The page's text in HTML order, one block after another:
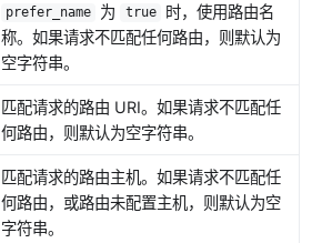
prefer_name 为 true
时，使用路由名
称。如果请求不匹配任何路由，则默认为
空字符串。
匹配请求的路由 URI。如果请求不匹配任
何路由，则默认为空字符串。
匹配请求的路由主机。如果请求不匹配任
何路由，或路由未配置主机，则默认为空
字符串。